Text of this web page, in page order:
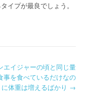
イプが最良でしょう。
エイジャーの頃と同じ量
事を食べているだけなの
に体重は増えるばかり →